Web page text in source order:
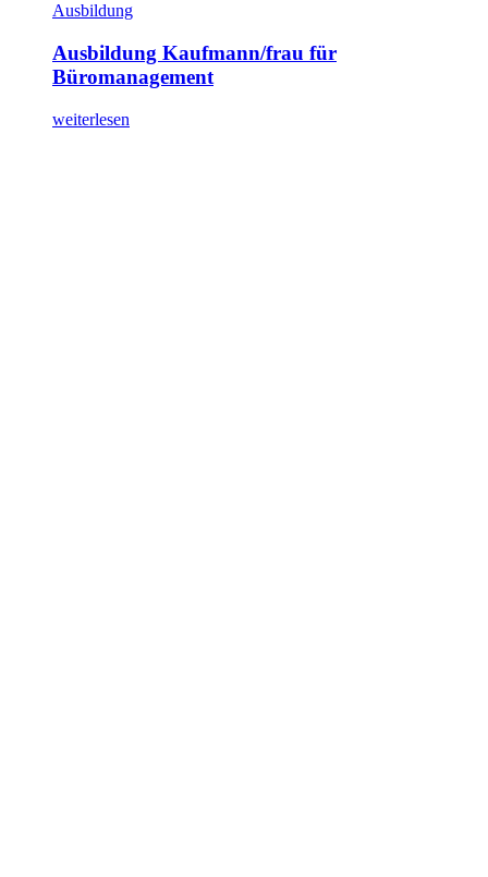
Ausbildung
Ausbildung Kaufmann/frau für
Büromanagement
weiterlesen